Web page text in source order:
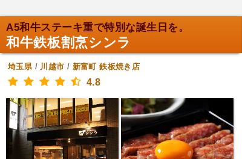
A5和牛ステーキ重で特別な誕生日を。
和牛鉄板割烹シンラ
埼玉県/ 川越市 / 新富町 鉄板焼き店
4.8